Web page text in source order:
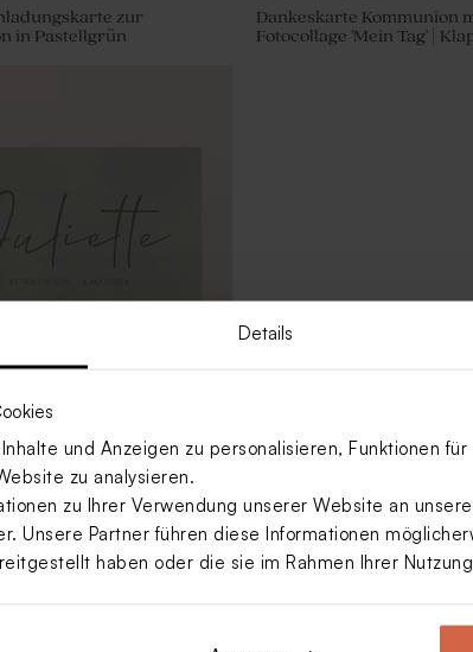
Details
und Anzeigen zu personalisieren, Funktionen
zu analysieren.
zu Ihrer Verwendung unserer Website an
Unsere Partner führen diese Informationen
haben oder die sie im Rahmen Ihrer
zur
in Pastellgrün
Dankeskarte Kommunion
Fotocollage 'Mein Tag' |
„Mein Feiertag“
mit minimalistischem
Mehr anzeigen